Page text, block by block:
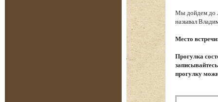
Мы дойдем до
называл
Место
Прогулка
прогулку